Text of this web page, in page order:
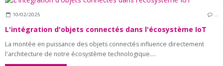
10/02/2025 …
L'intégration d'objets connectés dans l'écosystème IoT
La montée en puissance des objets connectés influence directement
l'architecture de notre écosystème technologique....